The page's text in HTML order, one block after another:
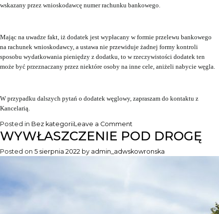
wskazany przez wnioskodawcę numer rachunku bankowego.
Mając na uwadze fakt, iż dodatek jest wypłacany w formie przelewu bankowego
na rachunek wnioskodawcy, a ustawa nie przewiduje żadnej formy kontroli
sposobu wydatkowania pieniędzy z dodatku, to w rzeczywistości dodatek ten
może być przeznaczany przez niektóre osoby na inne cele, aniżeli nabycie węgla.
W przypadku dalszych pytań o dodatek węglowy, zapraszam do kontaktu z
Kancelarią.
Posted in Bez kategoriiLeave a Comment
DODATEK
WĘGLOWY
WYWŁASZCZENIE POD DROGĘ
Posted on 5 sierpnia 2022 by admin_adwskowronska